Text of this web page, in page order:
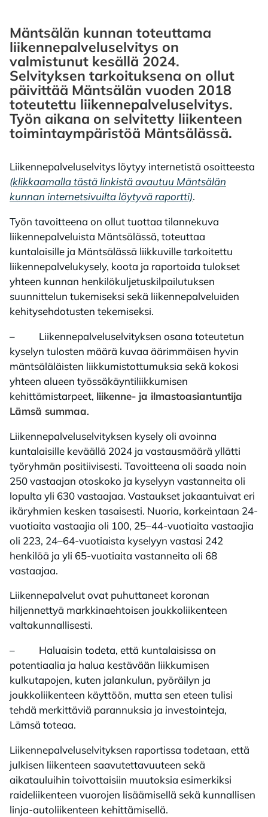
Mäntsälän kunnan toteuttama
liikennepalveluselvitys on
valmistunut kesällä 2024.
Selvityksen tarkoituksena on ollut
päivittää Mäntsälän vuoden 2018
toteutettu liikennepalveluselvitys.​
Työn aikana on selvitetty liikenteen
toimintaympäristöä Mäntsälässä.
Liikennepalveluselvitys löytyy internetistä osoitteesta
(klikkaamalla tästä linkistä avautuu Mäntsälän
kunnan internetsivuilta löytyvä raportti).
Työn tavoitteena on ollut tuottaa tilannekuva
liikennepalveluista Mäntsälässä, toteuttaa
kuntalaisille ja Mäntsälässä liikkuville tarkoitettu
liikennepalvelukysely, koota ja raportoida tulokset
yhteen kunnan henkilökuljetuskilpailutuksen
suunnittelun tukemiseksi sekä liikennepalveluiden
kehitysehdotusten tekemiseksi.
– Liikennepalveluselvityksen osana toteutetun
kyselyn tulosten määrä kuvaa äärimmäisen hyvin
mäntsäläläisten liikkumistottumuksia sekä kokosi
yhteen alueen työssäkäyntiliikkumisen
kehittämistarpeet, liikenne- ja ilmastoasiantuntija
Lämsä summaa.
Liikennepalveluselvityksen kysely oli avoinna
kuntalaisille keväällä 2024 ja vastausmäärä yllätti
työryhmän positiivisesti. Tavoitteena oli saada noin
250 vastaajan otoskoko ja kyselyyn vastanneita oli
lopulta yli 630 vastaajaa. Vastaukset jakaantuivat eri
ikäryhmien kesken tasaisesti. Nuoria, korkeintaan 24-
vuotiaita vastaajia oli 100, 25–44-vuotiaita vastaajia
oli 223, 24–64-vuotiaista kyselyyn vastasi 242
henkilöä ja yli 65-vuotiaita vastanneita oli 68
vastaajaa.
Liikennepalvelut ovat puhuttaneet koronan
hiljennettyä markkinaehtoisen joukkoliikenteen
valtakunnallisesti.
– Haluaisin todeta, että kuntalaisissa on
potentiaalia ja halua kestävään liikkumisen
kulkutapojen, kuten jalankulun, pyöräilyn ja
joukkoliikenteen käyttöön, mutta sen eteen tulisi
tehdä merkittäviä parannuksia ja investointeja,
Lämsä toteaa.
Liikennepalveluselvityksen raportissa todetaan, että
julkisen liikenteen saavutettavuuteen sekä
aikatauluihin toivottaisiin muutoksia esimerkiksi
raideliikenteen vuorojen lisäämisellä sekä kunnallisen
linja-autoliikenteen kehittämisellä.